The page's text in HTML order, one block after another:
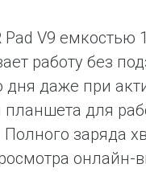
Pad V9 емкостью
работу без
дня даже при
планшета для
заряда
онлайн-